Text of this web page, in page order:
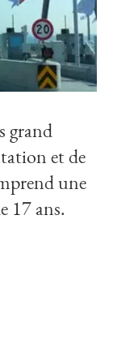
grand
et de
une
17 ans.